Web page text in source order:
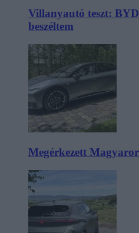
Villanyautó teszt:
beszéltem
Megérkezett